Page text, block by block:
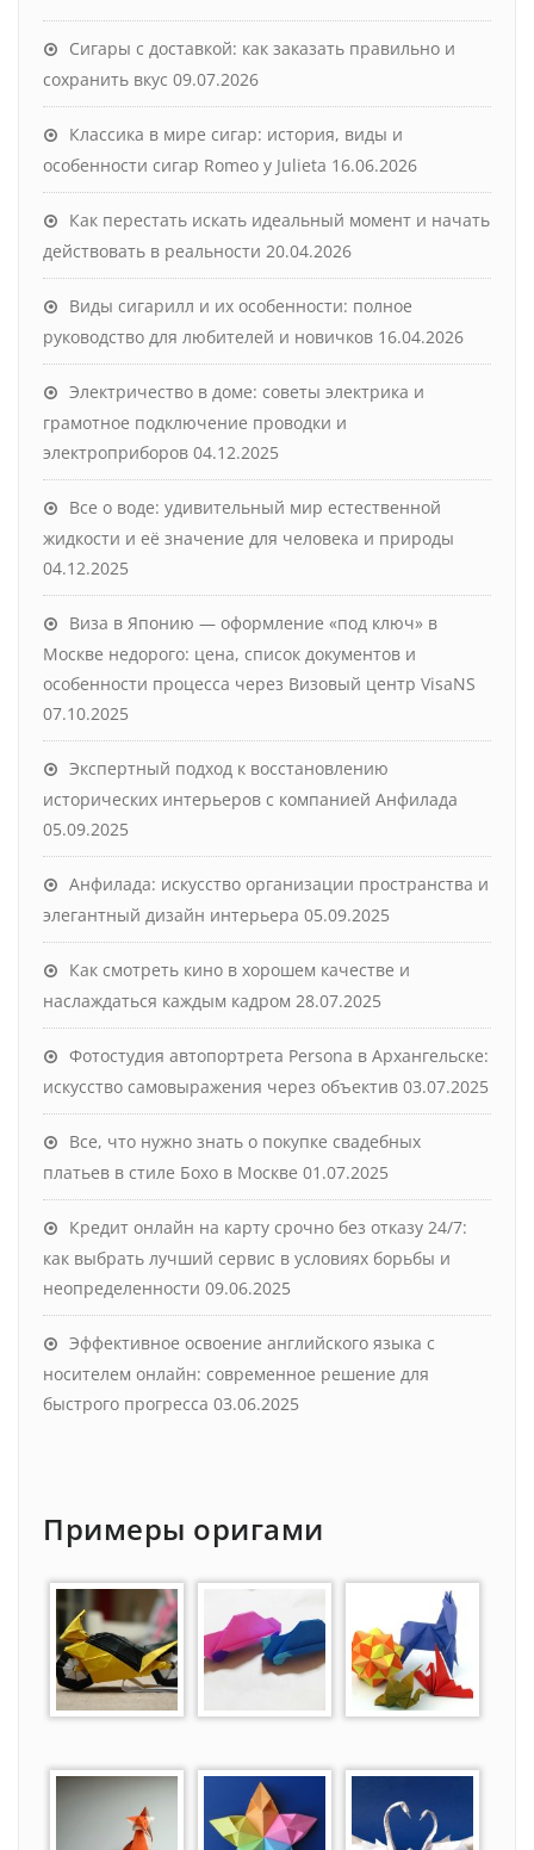
Сигары с доставкой: как заказать правильно и
сохранить вкус 09.07.2026
Классика в мире сигар: история, виды и
особенности сигар Romeo y Julieta 16.06.2026
Как перестать искать идеальный момент и начать
действовать в реальности 20.04.2026
Виды сигарилл и их особенности: полное
руководство для любителей и новичков 16.04.2026
Электричество в доме: советы электрика и
грамотное подключение проводки и
электроприборов 04.12.2025
Все о воде: удивительный мир естественной
жидкости и её значение для человека и природы
04.12.2025
Виза в Японию — оформление «под ключ» в
Москве недорого: цена, список документов и
особенности процесса через Визовый центр VisaNS
07.10.2025
Экспертный подход к восстановлению
исторических интерьеров с компанией Анфилада
05.09.2025
Анфилада: искусство организации пространства и
элегантный дизайн интерьера 05.09.2025
Как смотреть кино в хорошем качестве и
наслаждаться каждым кадром 28.07.2025
Фотостудия автопортрета Persona в Архангельске:
искусство самовыражения через объектив 03.07.2025
Все, что нужно знать о покупке свадебных
платьев в стиле Бохо в Москве 01.07.2025
Кредит онлайн на карту срочно без отказу 24/7:
как выбрать лучший сервис в условиях борьбы и
неопределенности 09.06.2025
Эффективное освоение английского языка с
носителем онлайн: современное решение для
быстрого прогресса 03.06.2025
Примеры оригами